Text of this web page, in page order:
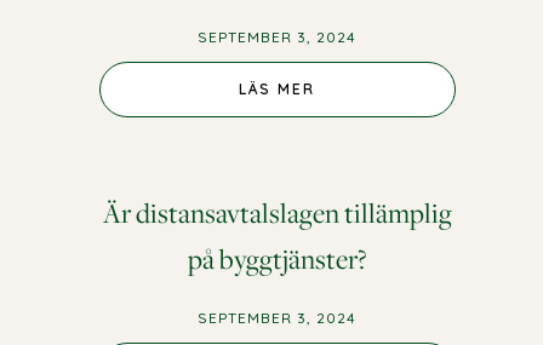
SEPTEMBER 3, 2024
LÄS MER
Är distansavtalslagen tillämplig
på byggtjänster?
SEPTEMBER 3, 2024